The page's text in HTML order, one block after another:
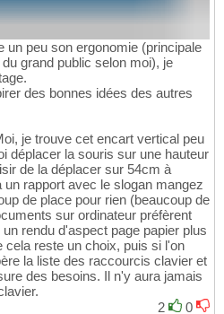
un peu son ergonomie (principale
grand public selon moi), je
des bonnes idées des autres
je trouve cet encart vertical peu
déplacer la souris sur une hauteur
de la déplacer sur 54cm à
rapport avec le slogan mangez
de place pour rien (beaucoup de
sur ordinateur préfèrent
rendu d'aspect page papier plus
cela reste un choix, puis si l'on
la liste des raccourcis clavier et
des besoins. Il n'y aura jamais
2
0